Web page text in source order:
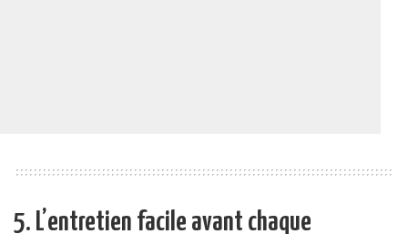
5. L’entretien facile avant chaque